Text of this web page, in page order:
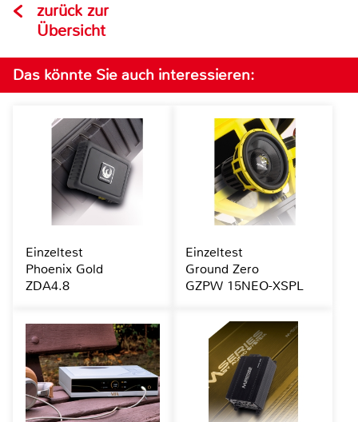
zurück zur
Übersicht
Das könnte Sie auch interessieren:
Einzeltest
Phoenix Gold
ZDA4.8
Einzeltest
Ground Zero
GZPW 15NEO-XSPL